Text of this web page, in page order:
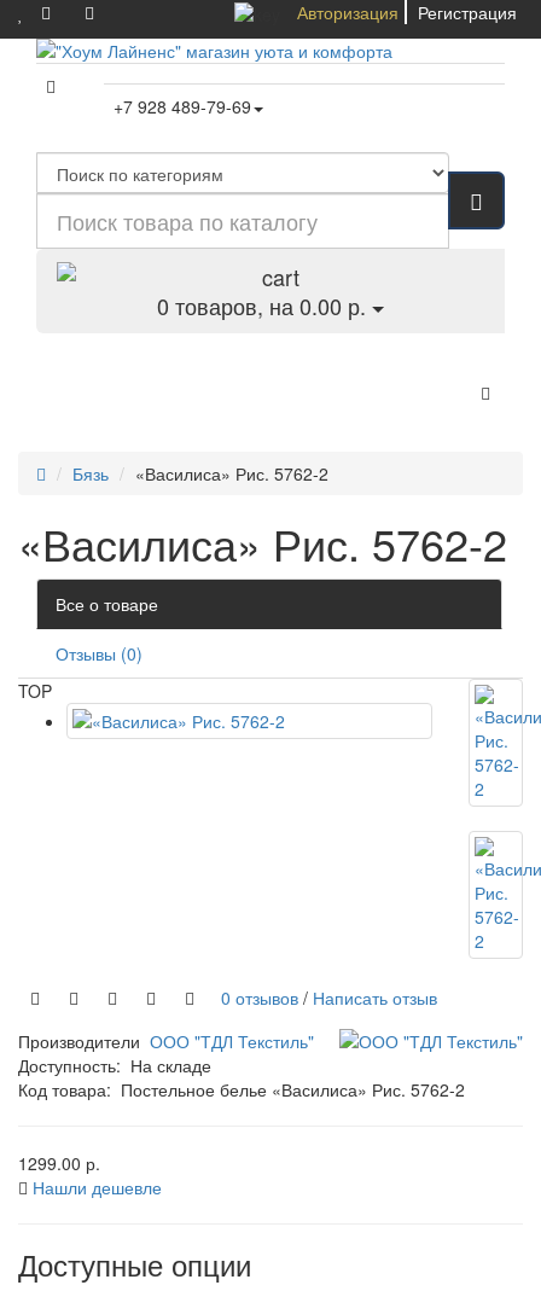
Авторизация Регистрация
+7 928 489-79-69
0 товаров, на 0.00 р.
Бязь «Василиса» Рис. 5762-2
«Василиса» Рис. 5762-2
Все о товаре
Отзывы (0)
TOP
0 отзывов / Написать отзыв
Производители ООО "ТДЛ Текстиль"
Доступность: На складе
Код товара: Постельное белье «Василиса» Рис. 5762-2
1299.00 р.
Нашли дешевле
Доступные опции